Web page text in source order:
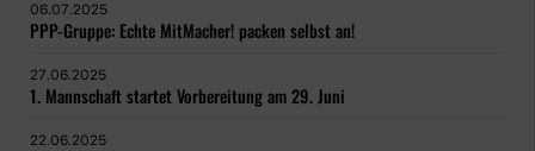
06.07.2025
PPP-Gruppe: Echte MitMacher! packen selbst an!
27.06.2025
1. Mannschaft startet Vorbereitung am 29. Juni
22.06.2025